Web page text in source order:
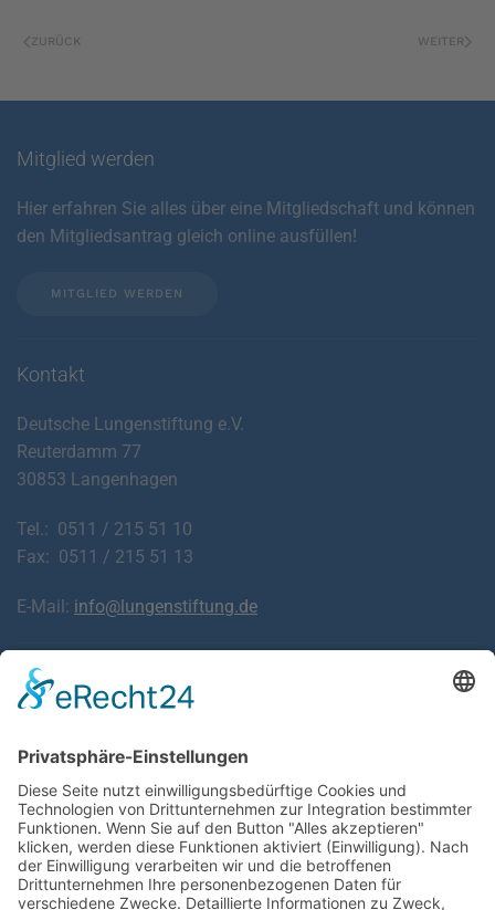
ZURÜCK WEITER
Mitglied werden
Hier erfahren Sie alles über eine Mitgliedschaft und können
den Mitgliedsantrag gleich online ausfüllen!
MITGLIED WERDEN
Kontakt
Deutsche Lungenstiftung e.V.
Reuterdamm 77
30853 Langenhagen
Tel.: 0511 / 215 51 10
Fax: 0511 / 215 51 13
E-Mail: info@lungenstiftung.de
Downloads
Atemwege und Lunge sowie den häufigsten Beschwerden
kostenlos herunter.
ZU DEN FALTBLÄTTERN